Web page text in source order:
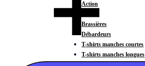
Action
Brassières
Débardeurs
T-shirts manches courtes
T-shirts manches longues